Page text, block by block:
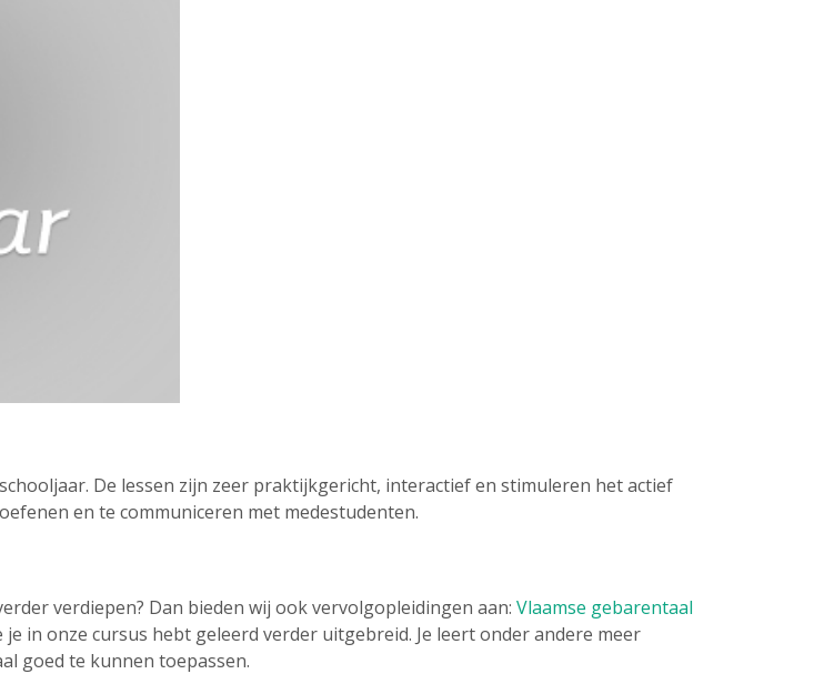
De lessen zijn zeer praktijkgericht, interactief en stimuleren het actief
en te communiceren met medestudenten.
verdiepen? Dan bieden wij ook vervolgopleidingen aan: Vlaamse gebarentaal
in onze cursus hebt geleerd verder uitgebreid. Je leert onder andere meer
goed te kunnen toepassen.